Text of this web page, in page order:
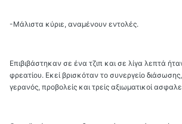
-Μάλιστα κύριε, αναμένουν εντολές.
Επιβιβάστηκαν σε ένα τζιπ και σε λίγα λεπτά
φρεατίου. Εκεί βρισκόταν το συνεργείο
γερανός, προβολείς και τρείς αξιωματικοί